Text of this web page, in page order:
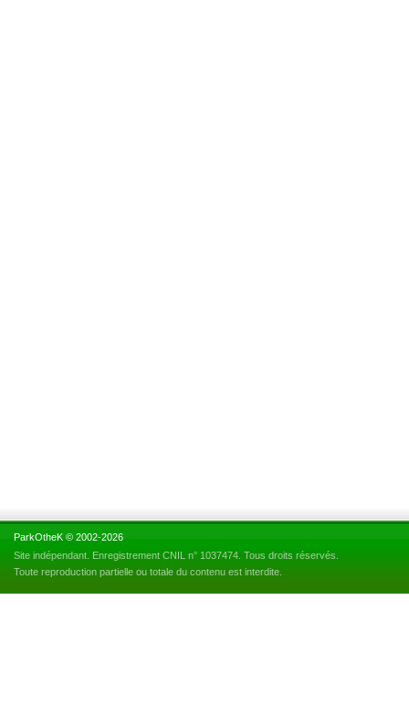
ParkOtheK © 2002-2026
Site indépendant. Enregistrement CNIL n° 1037474. Tous droits réservés.
Toute reproduction partielle ou totale du contenu est interdite.